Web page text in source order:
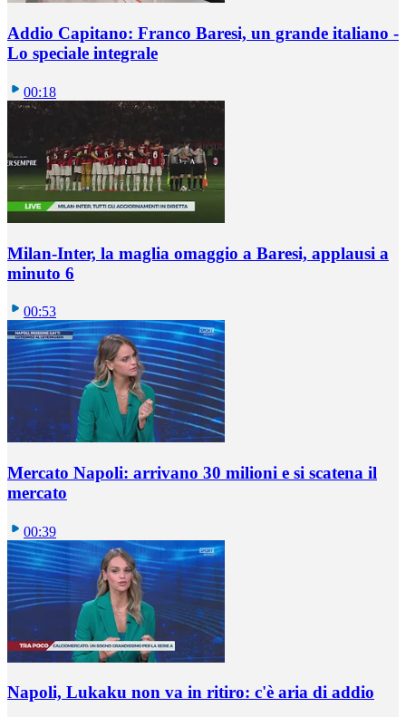
Addio Capitano: Franco Baresi, un grande italiano -
Lo speciale integrale
00:18
Milan-Inter, la maglia omaggio a Baresi, applausi a
minuto 6
00:53
Mercato Napoli: arrivano 30 milioni e si scatena il
mercato
00:39
Napoli, Lukaku non va in ritiro: c'è aria di addio